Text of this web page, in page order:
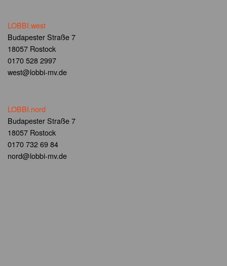
LOBBI.west
Budapester Straße 7
18057 Rostock
0170 528 2997
west@lobbi-mv.de
LOBBI.nord
Budapester Straße 7
18057 Rostock
0170 732 69 84
nord@lobbi-mv.de